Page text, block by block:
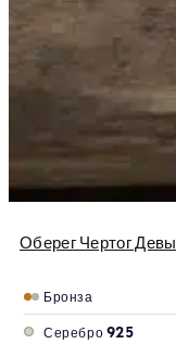
Оберег Чертог
Бронза
Серебро 925